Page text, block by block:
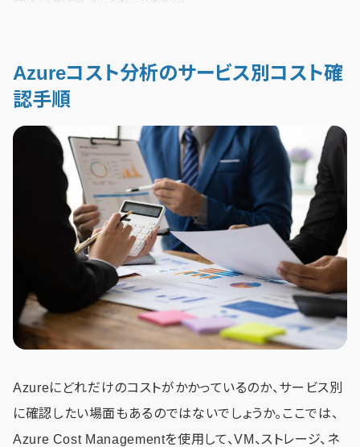
Azureコスト分析のサービス別コスト確
認手順
Azureにどれだけのコストがかかっているのか、サービス別
に確認したい場面もあるのではないでしょうか。ここでは、
Azure Cost Managementを使用して、VM、ストレージ、ネ